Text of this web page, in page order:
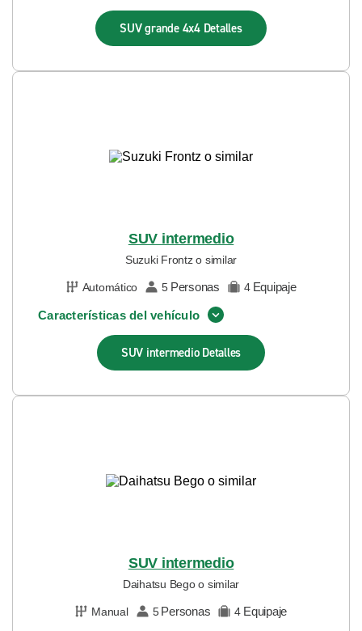
SUV grande 4x4 Detalles
SUV intermedio
Suzuki Frontz o similar
Automático 5 Personas 4 Equipaje
Características del vehículo
SUV intermedio Detalles
SUV intermedio
Daihatsu Bego o similar
Manual 5 Personas 4 Equipaje